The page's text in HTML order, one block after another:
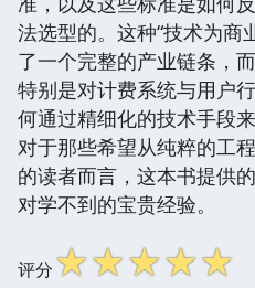
法选型的。这种“技术为商
了一个完整的产业链条，
特别是对计费系统与用户
何通过精细化的技术手段
对于那些希望从纯粹的工
的读者而言，这本书提供
对学不到的宝贵经验。
评分☆☆☆☆☆